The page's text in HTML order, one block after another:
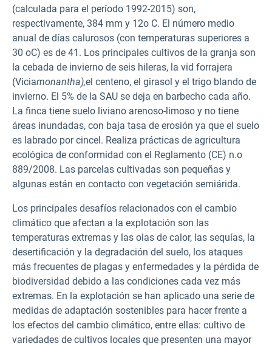
(calculada para el período 1992-2015) son,
respectivamente, 384 mm y 12o C. El número medio
anual de días calurosos (con temperaturas superiores a
30 oC) es de 41. Los principales cultivos de la granja son
la cebada de invierno de seis hileras, la vid forrajera
(Viciamonantha),el centeno, el girasol y el trigo blando de
invierno. El 5% de la SAU se deja en barbecho cada año.
La finca tiene suelo liviano arenoso-limoso y no tiene
áreas inundadas, con baja tasa de erosión ya que el suelo
es labrado por cincel. Realiza prácticas de agricultura
ecológica de conformidad con el Reglamento (CE) n.o
889/2008. Las parcelas cultivadas son pequeñas y
algunas están en contacto con vegetación semiárida.
Los principales desafíos relacionados con el cambio
climático que afectan a la explotación son las
temperaturas extremas y las olas de calor, las sequías, la
desertificación y la degradación del suelo, los ataques
más frecuentes de plagas y enfermedades y la pérdida de
biodiversidad debido a las condiciones cada vez más
extremas. En la explotación se han aplicado una serie de
medidas de adaptación sostenibles para hacer frente a
los efectos del cambio climático, entre ellas: cultivo de
variedades de cultivos locales que presenten una mayor